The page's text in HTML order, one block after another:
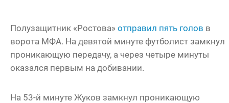
Полузащитник «Ростова» отправил пять голов в
ворота МФА. На девятой минуте футболист замкнул
проникающую передачу, а через четыре минуты
оказался первым на добивании.
На 53-й минуте Жуков замкнул проникающую